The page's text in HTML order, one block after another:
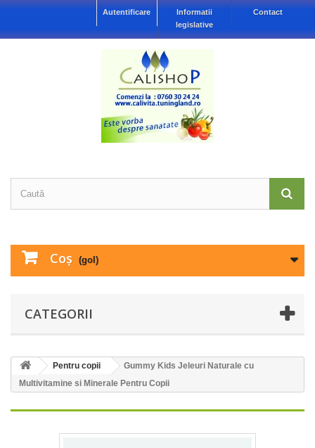
Contact
Informatii
legislative
Autentificare
Coş (gol)
CATEGORII
Pentru copii
Gummy Kids Jeleuri Naturale cu
Multivitamine si Minerale Pentru Copii